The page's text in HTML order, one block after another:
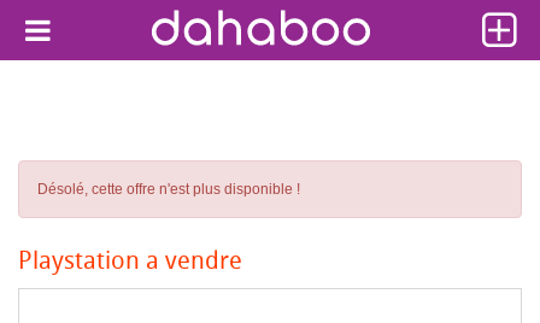
Désolé, cette offre n'est plus disponible !
Playstation a vendre